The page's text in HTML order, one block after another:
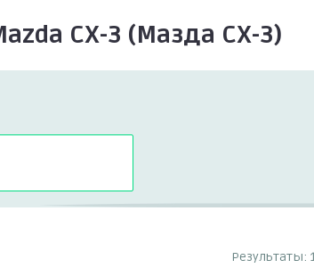
CX-3 (Мазда СХ-3)
Результаты: